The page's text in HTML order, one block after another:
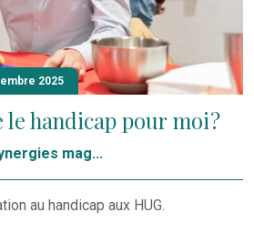
2025
le handicap pour moi ?
mag...
au handicap aux HUG.